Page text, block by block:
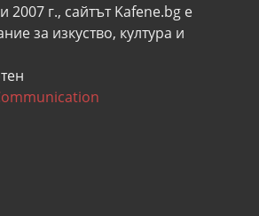
2007 г., сайтът Kafene.bg e
за изкуство, култура и